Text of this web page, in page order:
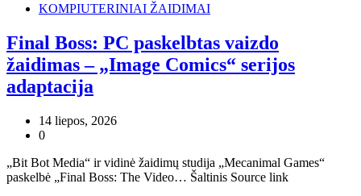
KOMPIUTERINIAI ŽAIDIMAI
Final Boss: PC paskelbtas vaizdo
žaidimas – „Image Comics“ serijos
adaptacija
14 liepos, 2026
0
„Bit Bot Media“ ir vidinė žaidimų studija „Mecanimal Games“
paskelbė „Final Boss: The Video… Šaltinis Source link